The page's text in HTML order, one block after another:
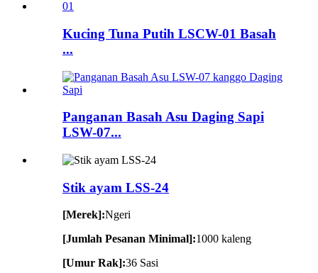
Kucing Tuna Putih LSCW-01 Basah
...
Panganan Basah Asu Daging Sapi
LSW-07...
Stik ayam LSS-24
[Merek]:Ngeri
[Jumlah Pesanan Minimal]:1000 kaleng
[Umur Rak]:36 Sasi